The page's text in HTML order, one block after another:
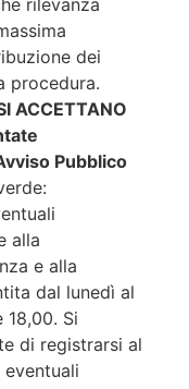
dei
procedura.
ACCETTANO
Pubblico
alla
e alla
dal lunedì al
Si
di registrarsi al